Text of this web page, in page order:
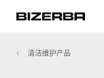
MyBizerba
清洁维护产品